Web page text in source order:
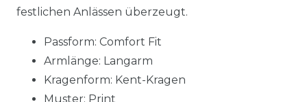
festlichen Anlässen überzeugt.
Passform: Comfort Fit
Armlänge: Langarm
Kragenform: Kent-Kragen
Muster: Print